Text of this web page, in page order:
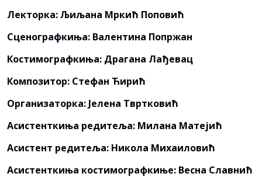
Лекторка: Љиљана Мркић Поповић
Сценографкиња: Валентина Попржан
Костимографкиња: Драгана Лађевац
Композитор: Стефан Ћирић
Организаторка: Јелена Твртковић
Асистенткиња редитеља: Милана Матејић
Асистент редитеља: Никола Михаиловић
Асистенткиња костимографкиње: Весна Славнић